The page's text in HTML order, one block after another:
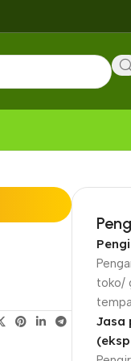
toko/
Jasa